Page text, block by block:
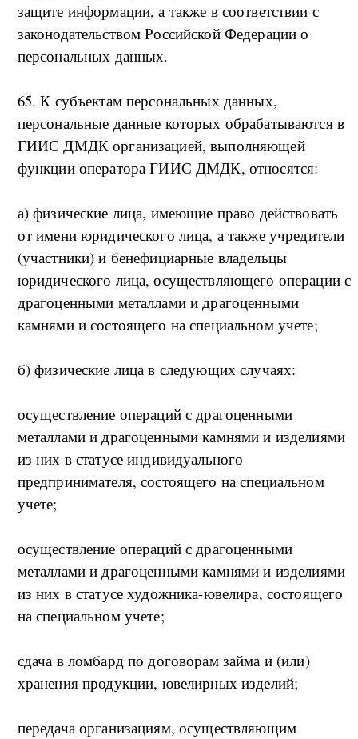
защите информации, а также в соответствии с
законодательством Российской Федерации о
персональных данных.
65. К субъектам персональных данных,
персональные данные которых обрабатываются в
ГИИС ДМДК организацией, выполняющей
функции оператора ГИИС ДМДК, относятся:
а) физические лица, имеющие право действовать
от имени юридического лица, а также учредители
(участники) и бенефициарные владельцы
юридического лица, осуществляющего операции с
драгоценными металлами и драгоценными
камнями и состоящего на специальном учете;
б) физические лица в следующих случаях:
осуществление операций с драгоценными
металлами и драгоценными камнями и изделиями
из них в статусе индивидуального
предпринимателя, состоящего на специальном
учете;
осуществление операций с драгоценными
металлами и драгоценными камнями и изделиями
из них в статусе художника-ювелира, состоящего
на специальном учете;
сдача в ломбард по договорам займа и (или)
хранения продукции, ювелирных изделий;
передача организациям, осуществляющим